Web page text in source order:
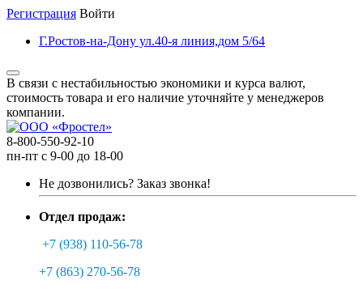
Регистрация Войти
Г.Ростов-на-Дону ул.40-я линия,дом 5/64
В связи с нестабильностью экономики и курса валют,
стоимость товара и его наличие уточняйте у менеджеров
компании.
8-800-550-92-10
пн-пт с 9-00 до 18-00
Не дозвонились? Заказ звонка!
Отдел продаж:
+7 (938) 110-56-78
+7 (863) 270-56-78